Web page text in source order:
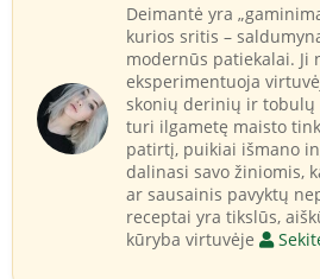
Deimantė yra
kurios sritis –
modernūs patiekalai. Ji
eksperimentuoja
skonių derinių ir tobulų
turi ilgametę maisto
patirtį, puikiai išmano
dalinasi savo žiniomis,
ar sausainis pavyktų
receptai yra tikslūs,
kūryba virtuvėje